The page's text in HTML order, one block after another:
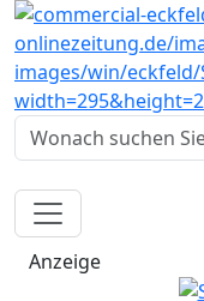
Anzeige